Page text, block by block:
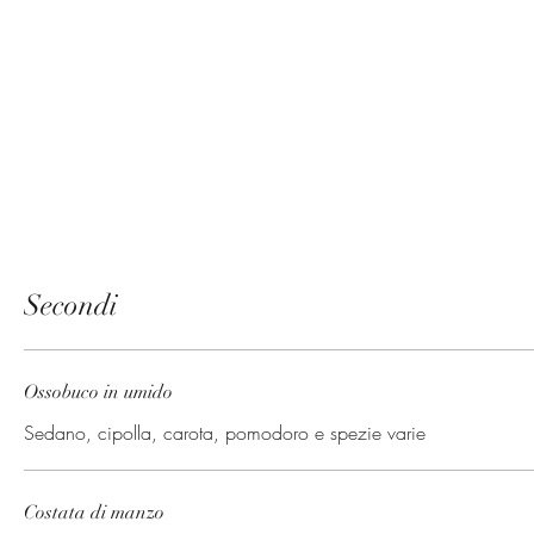
Secondi
Ossobuco in umido
Sedano, cipolla, carota, pomodoro e spezie varie
Costata di manzo